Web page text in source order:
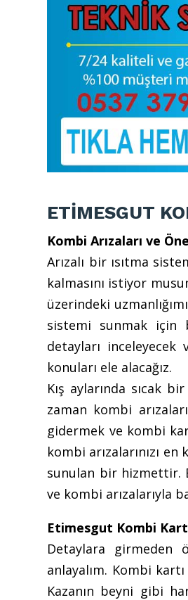
ETİMESGUT
Kombi Arızaları ve
Arızalı bir ısıtma
kalmasını istiyor
üzerindeki
sistemi sunmak için
detayları inceleyecek
konuları ele alacağız.
Kış aylarında sıcak
zaman kombi
gidermek ve kombi
kombi arızalarınızı
sunulan bir hizmettir.
ve kombi arızalarıyla
Etimesgut Kombi
Detaylara girmeden
anlayalım. Kombi
Kazanın beyni gibi